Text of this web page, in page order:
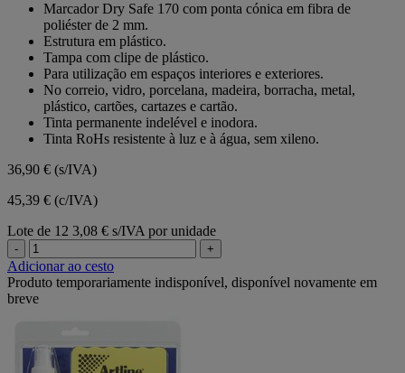
estrelas.
Marcador Dry Safe 170 com ponta cónica em fibra de
poliéster de 2 mm.
Estrutura em plástico.
Tampa com clipe de plástico.
Para utilização em espaços interiores e exteriores.
No correio, vidro, porcelana, madeira, borracha, metal,
plástico, cartões, cartazes e cartão.
Tinta permanente indelével e inodora.
Tinta RoHs resistente à luz e à água, sem xileno.
36,90 € (s/IVA)
45,39 € (c/IVA)
Lote de 12 3,08 € s/IVA por unidade
- +
Adicionar ao cesto
Produto temporariamente indisponível, disponível novamente em
breve